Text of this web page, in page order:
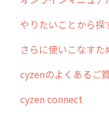
2. 主要機能の概要
3. cyzenの位置情
4. cyzen利用前の
5. 基本的な使い
ユーザー・グルー
行動管理
予定管理
スポット
アプリの使い始め
ホーム画面
スポット
報告閲覧
やりたいことから探
行動管理
勤怠管理
予定管理
さらに使いこなすた
はじめに
スポット・ステー
cyzenのよくあるご
ログインについて
cyzen connect